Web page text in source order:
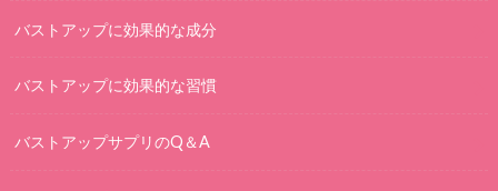
バストアップに効果的な成分
バストアップに効果的な習慣
バストアップサプリのQ＆A